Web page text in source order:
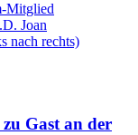
Mitglied
Joan
nach rechts)
Gast an der